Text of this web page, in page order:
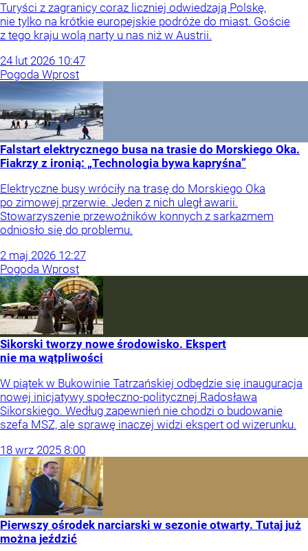
Turyści z zagranicy coraz liczniej odwiedzają Polskę,
nie tylko na krótkie europejskie podróże do miast. Goście
z tego kraju wolą narty u nas niż w Austrii.
24 lut 2026 10:47
Pogoda Wprost
Falstart elektrycznego busa na trasie do Morskiego Oka.
Fiakrzy z ironią: „Technologia bywa kapryśna”
Elektryczne busy wróciły na trasę do Morskiego Oka
po zimowej przerwie. Jeden z nich uległ awarii.
Stowarzyszenie przewoźników konnych z sarkazmem
odniosło się do problemu.
2 maj 2026 12:27
Pogoda Wprost
Sikorski tworzy nowe środowisko. Ekspert
nie ma wątpliwości
W piątek w Bukowinie Tatrzańskiej odbędzie się inauguracja
nowej inicjatywy społeczno-politycznej Radosława
Sikorskiego. Według zapewnień nie chodzi o budowanie
szefa MSZ, ale sprawę inaczej widzi ekspert od wizerunku.
18 wrz 2025 8:00
Pierwszy ośrodek narciarski w sezonie otwarty. Tutaj już
można jeździć